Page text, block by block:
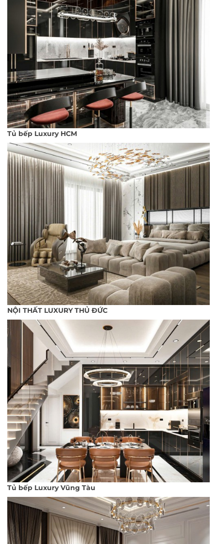
Tủ bếp Luxury HCM
NỘI THẤT LUXURY THỦ ĐỨC
Tủ bếp Luxury Vũng Tàu